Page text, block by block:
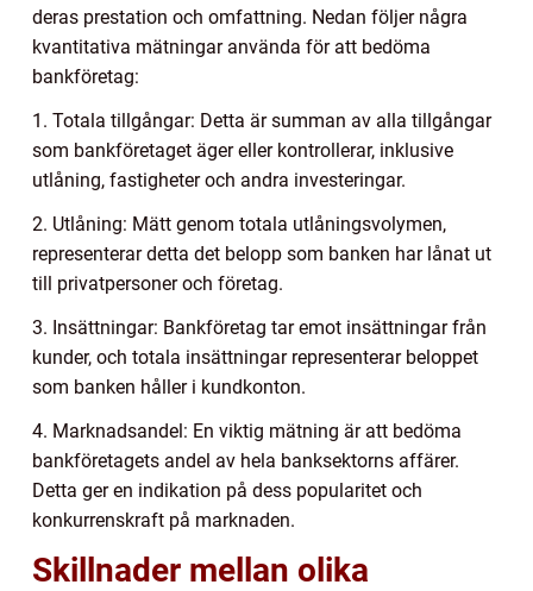
deras prestation och omfattning. Nedan följer några
kvantitativa mätningar använda för att bedöma
bankföretag:
1. Totala tillgångar: Detta är summan av alla tillgångar
som bankföretaget äger eller kontrollerar, inklusive
utlåning, fastigheter och andra investeringar.
2. Utlåning: Mätt genom totala utlåningsvolymen,
representerar detta det belopp som banken har lånat ut
till privatpersoner och företag.
3. Insättningar: Bankföretag tar emot insättningar från
kunder, och totala insättningar representerar beloppet
som banken håller i kundkonton.
4. Marknadsandel: En viktig mätning är att bedöma
bankföretagets andel av hela banksektorns affärer.
Detta ger en indikation på dess popularitet och
konkurrenskraft på marknaden.
Skillnader mellan olika